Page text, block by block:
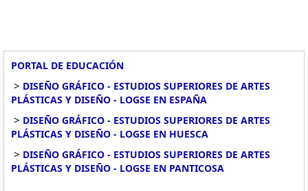
PORTAL DE EDUCACIÓN
> DISEÑO GRÁFICO - ESTUDIOS SUPERIORES DE ARTES
PLÁSTICAS Y DISEÑO - LOGSE EN ESPAÑA
> DISEÑO GRÁFICO - ESTUDIOS SUPERIORES DE ARTES
PLÁSTICAS Y DISEÑO - LOGSE EN HUESCA
> DISEÑO GRÁFICO - ESTUDIOS SUPERIORES DE ARTES
PLÁSTICAS Y DISEÑO - LOGSE EN PANTICOSA